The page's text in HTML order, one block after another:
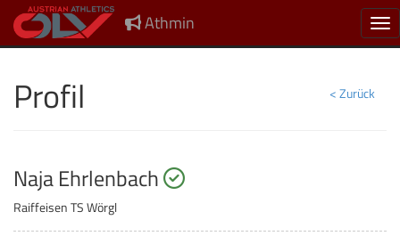
Athmin
< Zurück
Profil
Naja Ehrlenbach startberechtigt
Raiffeisen TS Wörgl